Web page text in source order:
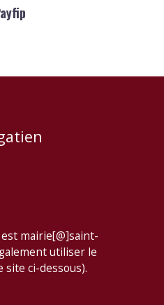
est mairie[@]saint-
utiliser le
site ci-dessous).